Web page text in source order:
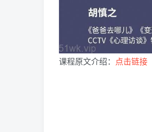
课程原文介绍： 点击链接